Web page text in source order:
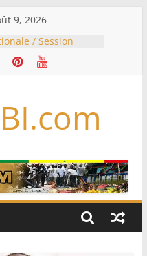
9, 2026
/ Session
commissions
du jour ce lundi
élu président
de trois mois
signent un
interdit les
cuivre et de cobalt